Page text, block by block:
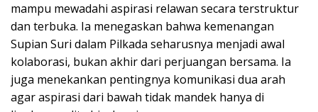
mampu mewadahi aspirasi relawan secara terstruktur
dan terbuka. Ia menegaskan bahwa kemenangan
Supian Suri dalam Pilkada seharusnya menjadi awal
kolaborasi, bukan akhir dari perjuangan bersama. Ia
juga menekankan pentingnya komunikasi dua arah
agar aspirasi dari bawah tidak mandek hanya di